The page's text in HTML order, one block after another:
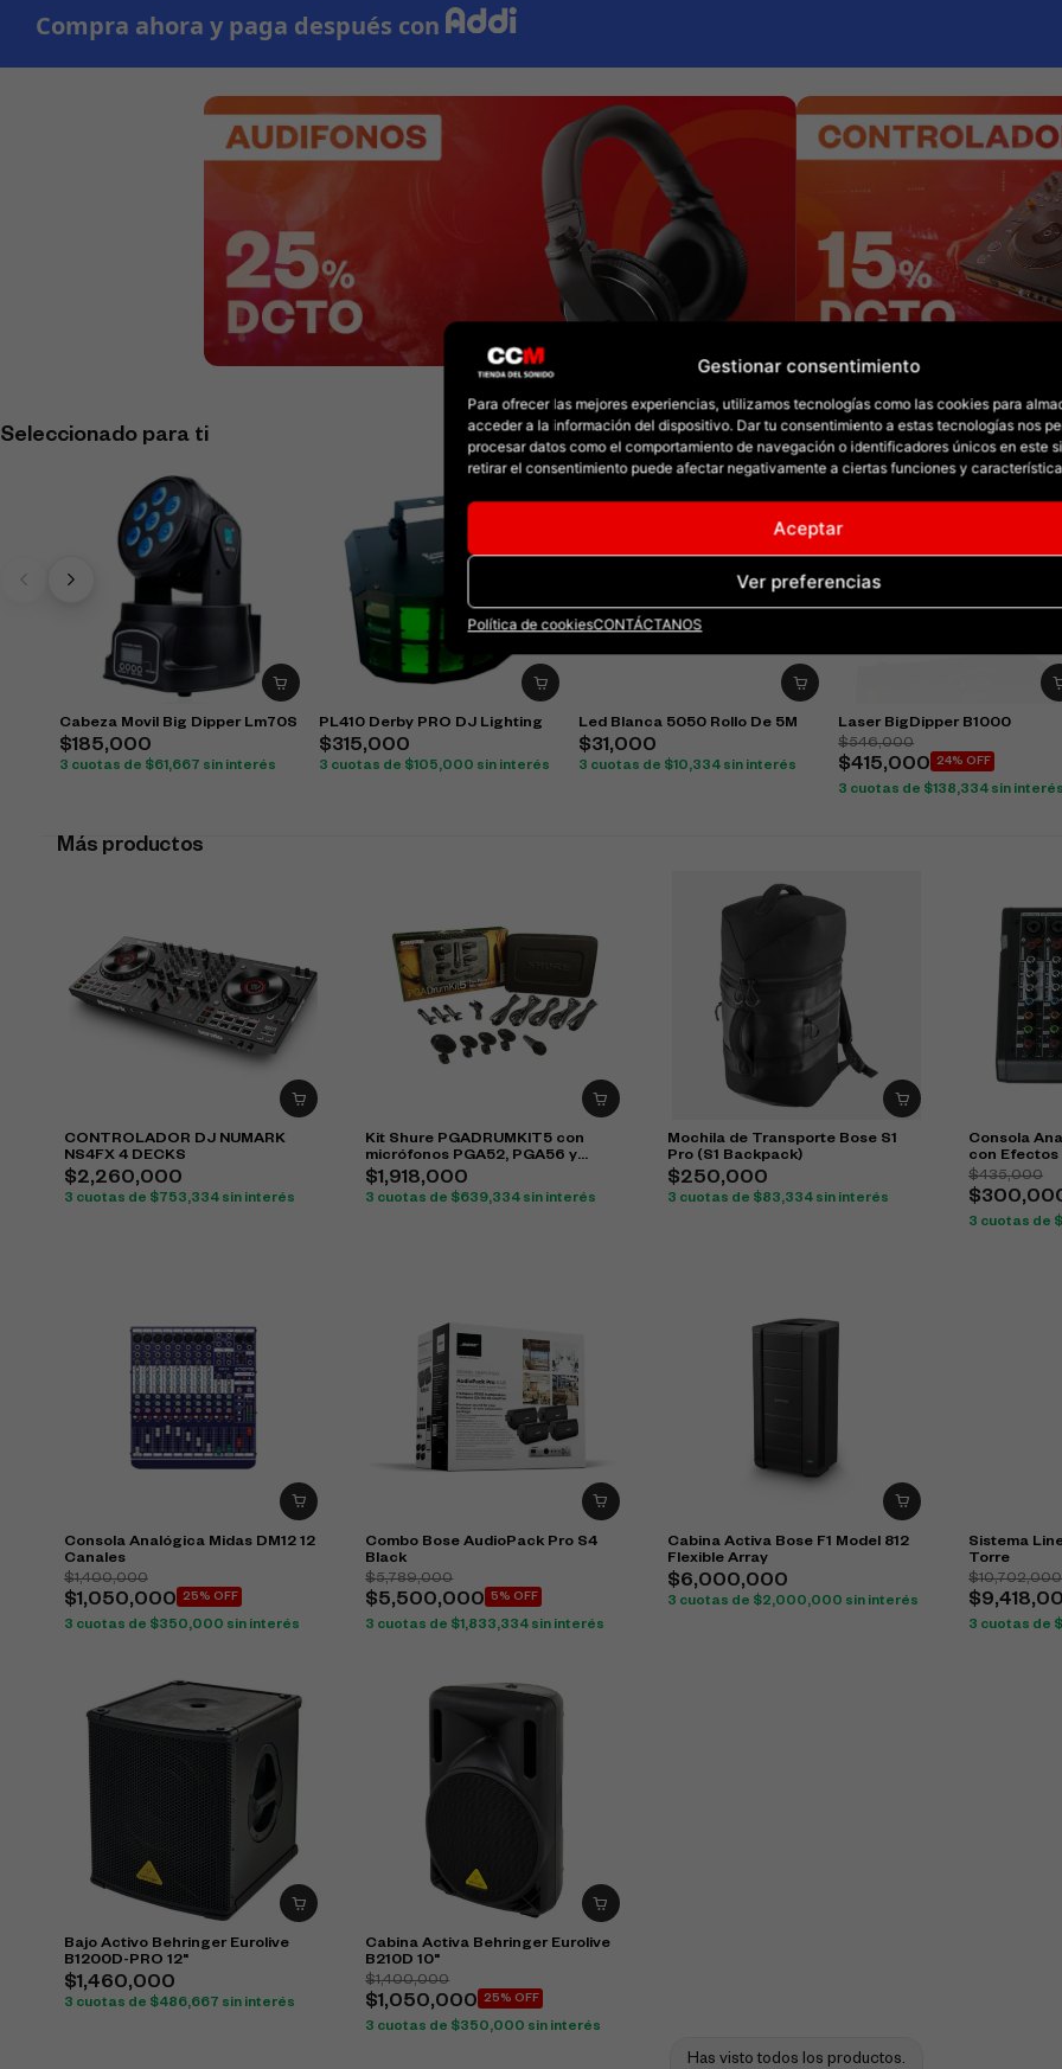
Gestionar consentimiento
Para ofrecer las mejores experiencias, utilizamos tecnologías como las cookies para
acceder a la información del dispositivo. Dar tu consentimiento a estas tecnologías nos
procesar datos como el comportamiento de navegación o identificadores únicos en este
retirar el consentimiento puede afectar negativamente a ciertas funciones y
Aceptar
Ver preferencias
Política de cookiesCONTÁCTANOS
Seleccionado para ti
Cabeza Movil Big Dipper Lm70S
$185,000
3 cuotas de $61,667 sin interés
PL410 Derby PRO DJ Lighting
$315,000
3 cuotas de $105,000 sin interés
Led Blanca 5050 Rollo De 5M
$31,000
3 cuotas de $10,334 sin interés
Laser BigDipper B1000
$546,000
$415,000 24% OFF
3 cuotas de $138,334 sin interés
Más productos
CONTROLADOR DJ NUMARK
NS4FX 4 DECKS
$2,260,000
3 cuotas de $ 753,334 sin interés
Kit Shure PGADRUMKIT5 con
micrófonos PGA52, PGA56 y
PGA57 para batería
$1,918,000
3 cuotas de $639,334 sin interés
Mochila de Transporte Bose S1
Pro (S1 Backpack)
$250,000
3 cuotas de $83,334sin interés
Consola
con Efectos
$435,000
$
3 cuotas de $
Consola Analógica Midas DM12 12
Canales
$1,400,000
$1,050,000 25% OFF
3 cuotas de $350,000 sin interés
Combo Bose AudioPack Pro S4
Black
$5,789,000
$5,500,000 5% OFF
3 cuotas de $1,833,334 sin interés
Cabina Activa Bose F1 Model 812
Flexible Array
$6,000,000
3 cuotas de $2,000,000 sin interés
Sistema
Torre
$10,702,000
$
3 cuotas de $
Bajo Activo Behringer Eurolive
B1200D-PRO 12"
$1,460,000
3 cuotas de $486,667 sin interés
Cabina Activa Behringer Eurolive
B210D 10"
$1,400,000
$1,050,000 25% OFF
3 cuotas de $350,000 sin interés
Has visto todos los productos.